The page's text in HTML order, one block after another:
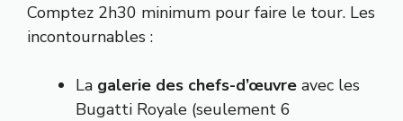
Comptez 2h30 minimum pour faire le tour. Les
incontournables :
La galerie des chefs-d’œuvre avec les
Bugatti Royale (seulement 6